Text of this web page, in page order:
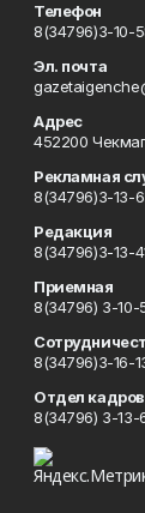
Телефон
8(34796)3-10-
Эл. почта
Адрес
452200
Рекламная
8(34796)3-13-
Редакция
8(34796)3-13-
Приемная
8(34796) 3-10-
8(34796)3-16-
Отдел кадров
8(34796) 3-13-